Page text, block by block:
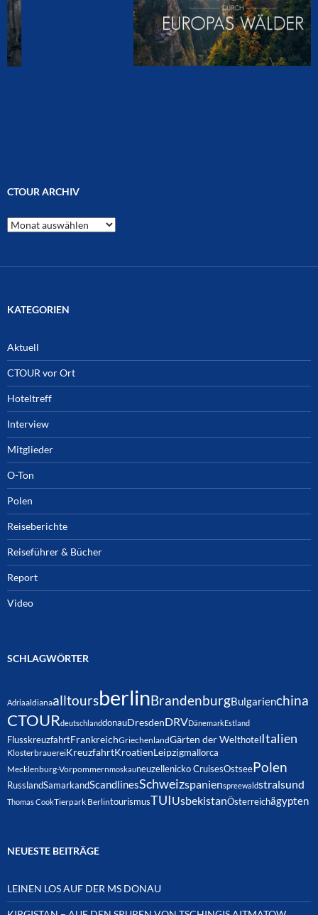
CTOUR ARCHIV
CTOUR
Archiv
KATEGORIEN
Aktuell
CTOUR vor Ort
Hoteltreff
Interview
Mitglieder
O-Ton
Polen
Reiseberichte
Reiseführer & Bücher
Report
Video
SCHLAGWÖRTER
AdriaaldianaalltoursberlinBrandenburgBulgarienchina
CTOURdeutschlanddonauDresdenDRVDänemarkEstland
FlusskreuzfahrtFrankreichGriechenlandGärten der Welthotel Italien
KlosterbrauereiKreuzfahrtKroatienLeipzigmallorca
Mecklenburg-Vorpommernmoskauneuzellenicko CruisesOstseePolen
RusslandSamarkandScandlinesSchweizspanienspreewaldstralsund
Thomas CookTierpark BerlintourismusTUIUsbekistanÖsterreichägypten
NEUESTE BEITRÄGE
LEINEN LOS AUF DER MS DONAU